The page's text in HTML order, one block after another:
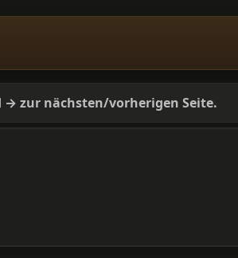
zur nächsten/vorherigen Seite.